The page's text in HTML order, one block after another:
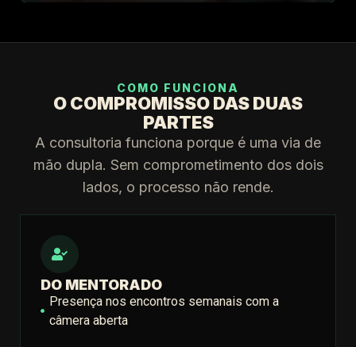
COMO FUNCIONA
O COMPROMISSO DAS DUAS
PARTES
A consultoria funciona porque é uma via de
mão dupla. Sem comprometimento dos dois
lados, o processo não rende.
DO MENTORADO
Presença nos encontros semanais com a
câmera aberta